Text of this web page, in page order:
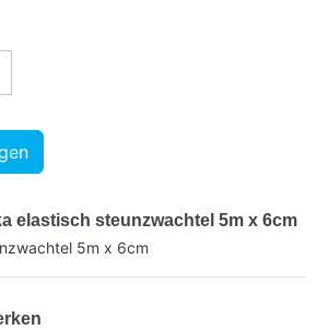
elastisch steunzwachtel 5m x 6cm
5m x 6cm